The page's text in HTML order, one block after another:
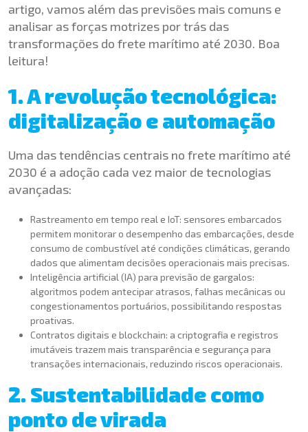
artigo, vamos além das previsões mais comuns e
analisar as forças motrizes por trás das
transformações do frete marítimo até 2030. Boa
leitura!
1. A revolução tecnológica:
digitalização e automação
Uma das tendências centrais no frete marítimo até
2030 é a adoção cada vez maior de tecnologias
avançadas:
Rastreamento em tempo real e IoT: sensores embarcados
permitem monitorar o desempenho das embarcações, desde
consumo de combustível até condições climáticas, gerando
dados que alimentam decisões operacionais mais precisas.
Inteligência artificial (IA) para previsão de gargalos:
algoritmos podem antecipar atrasos, falhas mecânicas ou
congestionamentos portuários, possibilitando respostas
proativas.
Contratos digitais e blockchain: a criptografia e registros
imutáveis trazem mais transparência e segurança para
transações internacionais, reduzindo riscos operacionais.
2. Sustentabilidade como
ponto de virada